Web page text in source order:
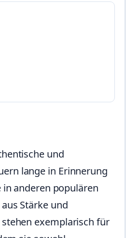
und
lange in Erinnerung
anderen populären
Stärke und
exemplarisch für